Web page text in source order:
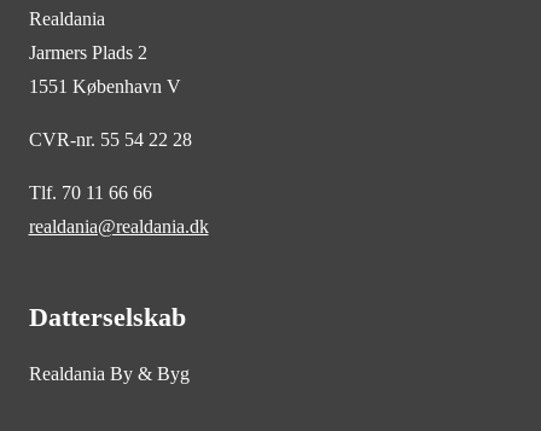
Realdania
Jarmers Plads 2
1551 København V
CVR-nr. 55 54 22 28
Tlf. 70 11 66 66
realdania@realdania.dk
Datterselskab
Realdania By & Byg